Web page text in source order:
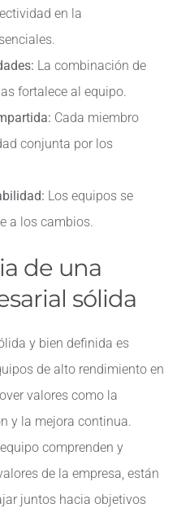
en la
La combinación de
fortalece al equipo.
Cada miembro
conjunta por los
Los equipos se
a los cambios.
de una
sólida
y bien definida es
de alto rendimiento en
valores como la
y la mejora continua.
comprenden y
de la empresa, están
juntos hacia objetivos